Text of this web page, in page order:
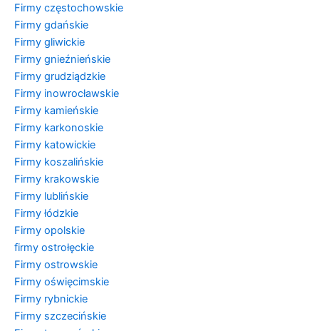
Firmy częstochowskie
Firmy gdańskie
Firmy gliwickie
Firmy gnieźnieńskie
Firmy grudziądzkie
Firmy inowrocławskie
Firmy kamieńskie
Firmy karkonoskie
Firmy katowickie
Firmy koszalińskie
Firmy krakowskie
Firmy lublińskie
Firmy łódzkie
Firmy opolskie
firmy ostrołęckie
Firmy ostrowskie
Firmy oświęcimskie
Firmy rybnickie
Firmy szczecińskie